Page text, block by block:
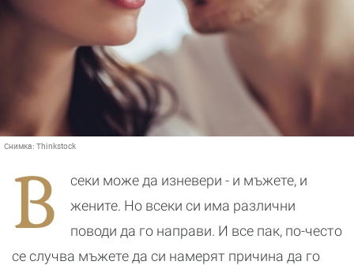
Снимка: Thinkstock
В
секи може да изневери - и мъжете, и
жените. Но всеки си има различни
поводи да го направи. И все пак, по-често
се случва мъжете да си намерят причина да го